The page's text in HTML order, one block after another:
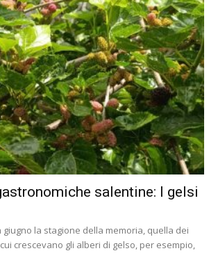
salentine: I gelsi
giugno la stagione della memoria, quella dei
crescevano gli alberi di gelso, per esempio,